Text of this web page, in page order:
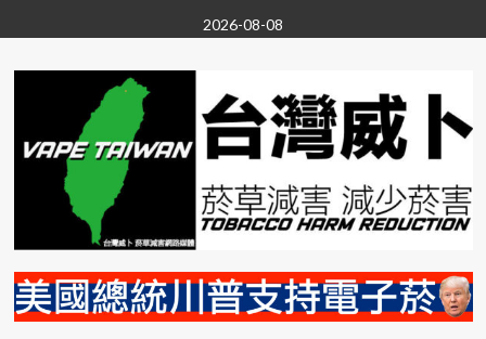
to
content
2026-08-08